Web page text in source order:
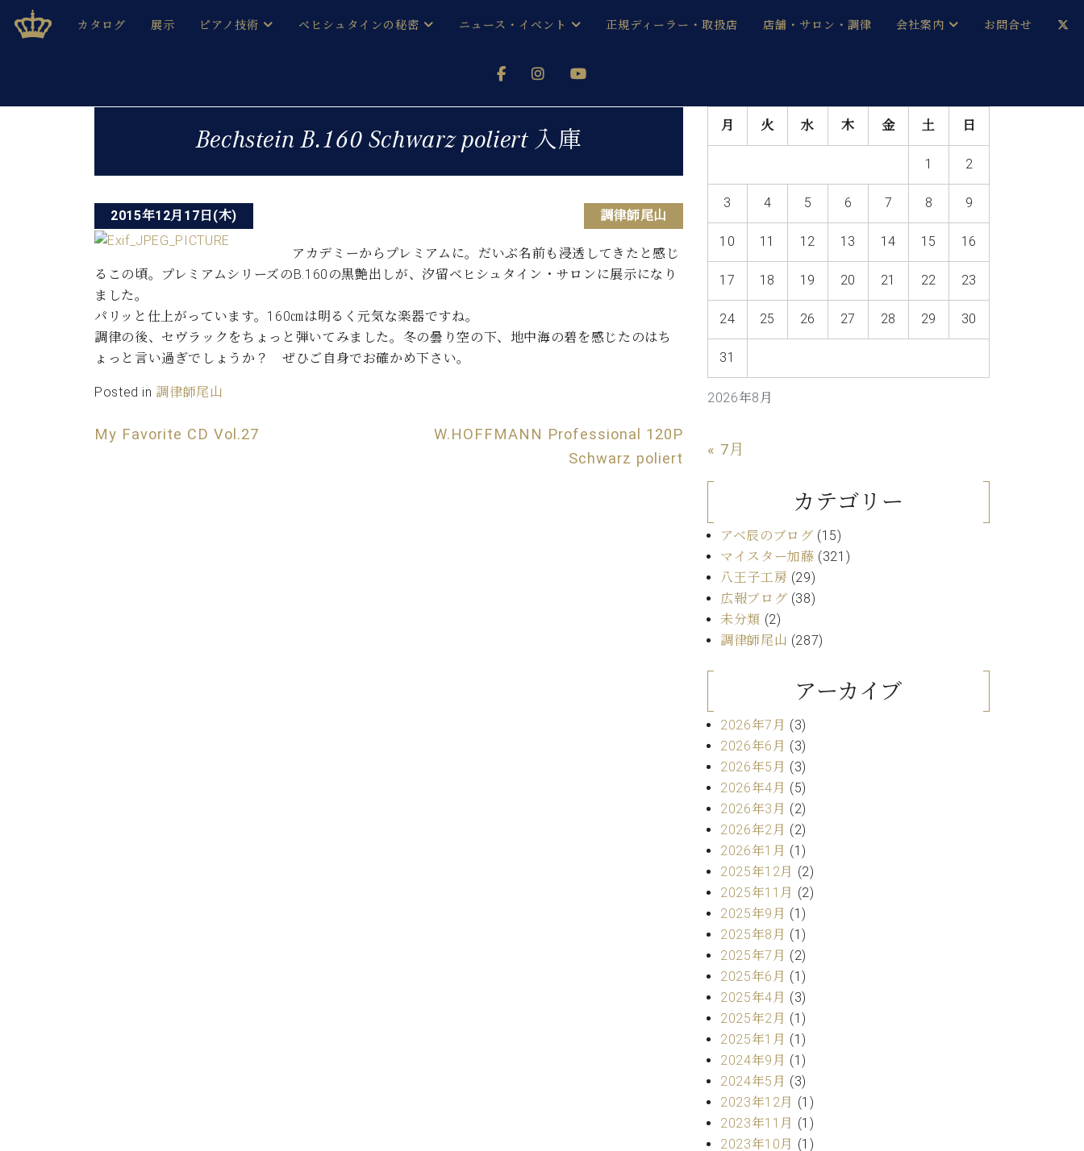
ベヒシュタインジャパン公式サイト
BECHSTEIN JAPAN Official Site
カタログ
C.ベヒシュタイン コンサート/C.ベヒシュタイン レジデンス
グランドピアノ
C.ベヒシュタイン アカデミー
展示 ピアノ技術
音色とタッチ
み
ピアノ製造番号
ベヒシュタインの秘密
ベヒシュタインを弾く前に
納入実績 ホール・スタジオ
ニュース・イベント
メルマガ会員登録ご案内
各店舗からのお知らせ
(入荷情報等)
(お知らせ・メディア情報)
キャンペーン
レッスンイベント
正規ディーラー・取扱店 店舗・サロン・調律
ベヒシュタイン・シューレ音楽教室
ベヒシュタイン・セントラム 東京
ホール・スタジオレンタル
ホール・スタジオ空き状況
動画収録サービス
ピアノのコンシェルジュ
セントラム東京のご案内(PDF)
本社：八王子・技術営業センター
スタッフご挨拶
技術者紹介
アクセス
会社案内
採用情報
ベヒシュタイン・サロン会員
ベヒシュタイン・ジャパンブログ
お問合せ
Bechstein B.160 Schwarz poliert 入庫
2015年12月17日(木) 調律師尾山
アカデミーからプレミアムに。だいぶ名前も浸透してきたと感じ
るこの頃。プレミアムシリーズのB.160の黒艶出しが、汐留ベヒシュタイン・サロンに展示になり
ました。
パリッと仕上がっています。160㎝は明るく元気な楽器ですね。
調律の後、セヴラックをちょっと弾いてみました。冬の曇り空の下、地中海の碧を感じたのはち
ょっと言い過ぎでしょうか？ ぜひご自身でお確かめ下さい。
Posted in 調律師尾山
ナ
ビ
ゲ
ー
シ
ョ
ン
My Favorite CD Vol.27
W.HOFFMANN Professional 120P
Schwarz poliert
2026年8月
月 火 水 木 金 土 日
1 2
3 4 5 6 7 8 9
10 11 12 13 14 15 16
17 18 19 20 21 22 23
24 25 26 27 28 29 30
31
« 7月
カテゴリー
アベ辰のブログ (15)
マイスター加藤 (321)
八王子工房 (29)
広報ブログ (38)
未分類 (2)
調律師尾山 (287)
アーカイブ
2026年7月 (3)
2026年6月 (3)
2026年5月 (3)
2026年4月 (5)
2026年3月 (2)
2026年2月 (2)
2026年1月 (1)
2025年12月 (2)
2025年11月 (2)
2025年9月 (1)
2025年8月 (1)
2025年7月 (2)
2025年6月 (1)
2025年4月 (3)
2025年2月 (1)
2025年1月 (1)
2024年9月 (1)
2024年5月 (3)
2023年12月 (1)
2023年11月 (1)
2023年10月 (1)